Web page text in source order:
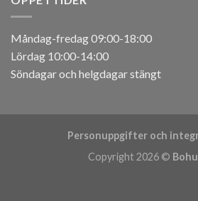
Måndag-fredag 09:00-18:00
Lördag 10:00-14:00
Söndagar och helgdagar stängt
Personuppgifter och
Copyright 2026 ©